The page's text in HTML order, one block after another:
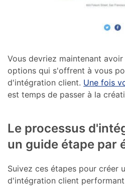
Vous devriez maintenant
options qui s'offrent à vous
d'intégration client. Une fois
est temps de passer à la
Le processus
un guide étape par
Suivez ces étapes pour créer
d'intégration client